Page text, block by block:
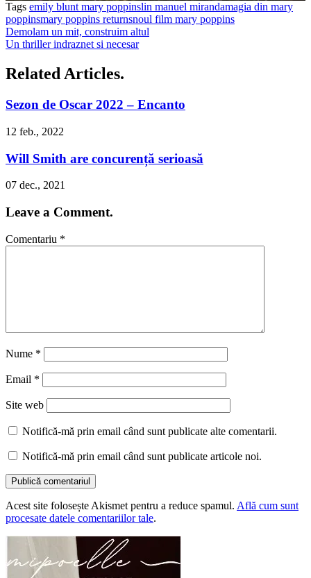
Tags emily blunt mary poppinslin manuel mirandamagia din mary
poppinsmary poppins returnsnoul film mary poppins
Demolam un mit, construim altul
Un thriller indraznet si necesar
Related Articles.
Sezon de Oscar 2022 – Encanto
12 feb., 2022
Will Smith are concurență serioasă
07 dec., 2021
Leave a Comment.
Comentariu *
Nume *
Email *
Site web
Notifică-mă prin email când sunt publicate alte comentarii.
Notifică-mă prin email când sunt publicate articole noi.
Acest site folosește Akismet pentru a reduce spamul. Află cum sunt
procesate datele comentariilor tale.